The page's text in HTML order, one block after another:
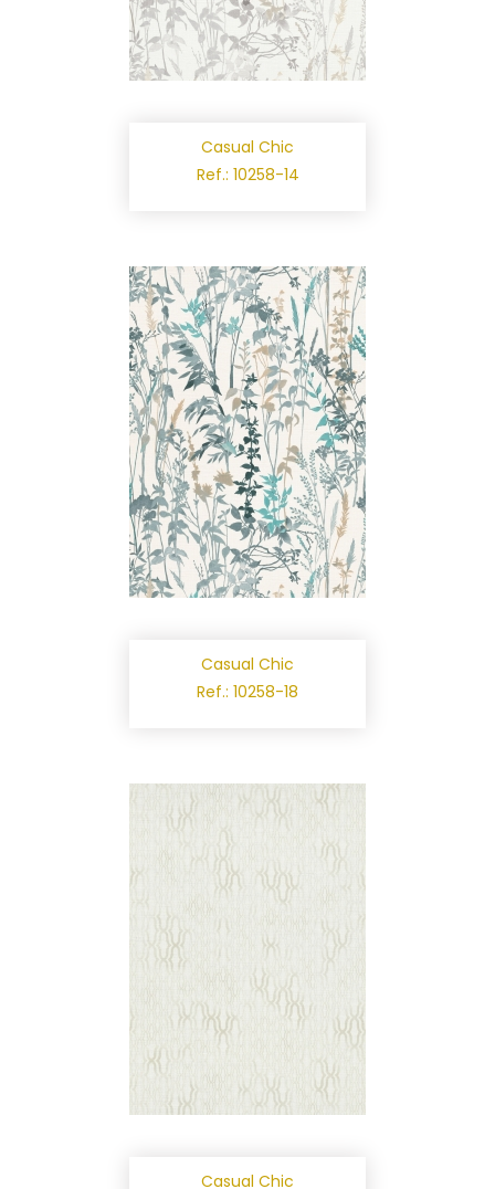
Casual Chic
Ref.: 10258-14
Casual Chic
Ref.: 10258-18
Casual Chic